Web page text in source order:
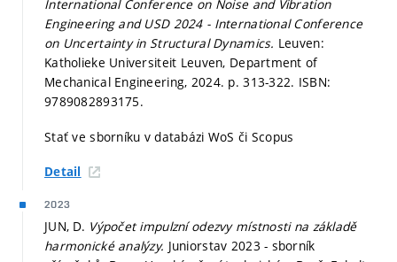
International Conference on Noise and Vibration
Engineering and USD 2024 - International Conference
on Uncertainty in Structural Dynamics. Leuven:
Katholieke Universiteit Leuven, Department of
Mechanical Engineering, 2024. p. 313-322. ISBN:
9789082893175.
Stať ve sborníku v databázi WoS či Scopus
Detail
2023
JUN, D. Výpočet impulzní odezvy místnosti na základě
harmonické analýzy. Juniorstav 2023 - sborník